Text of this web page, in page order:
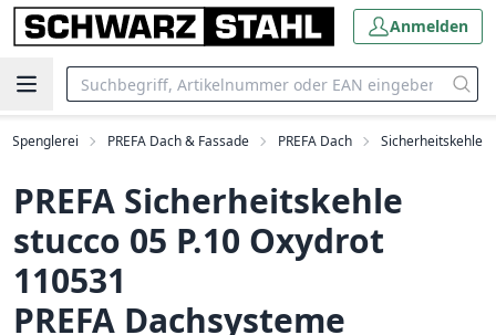
Anmelden
Spenglerei PREFA Dach & Fassade PREFA Dach Sicherheitskehle
PREFA Sicherheitskehle
stucco 05 P.10 Oxydrot
110531
PREFA Dachsysteme